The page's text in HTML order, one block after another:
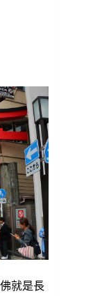
就是長